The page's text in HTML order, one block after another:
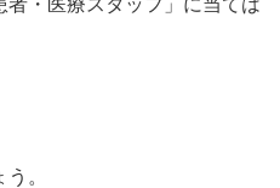
・医療スタッフ」に当ては
。